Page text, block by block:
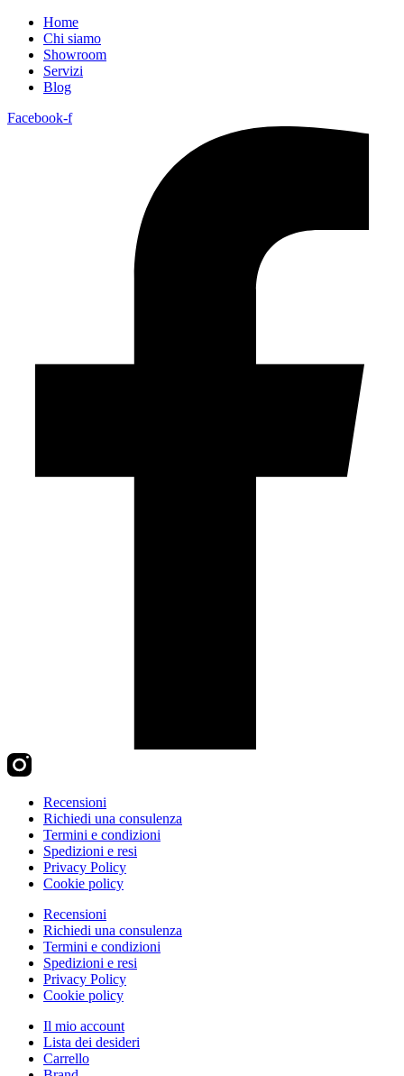
Home
Chi siamo
Showroom
Servizi
Blog
Facebook-f
Recensioni
Richiedi una consulenza
Termini e condizioni
Spedizioni e resi
Privacy Policy
Cookie policy
Recensioni
Richiedi una consulenza
Termini e condizioni
Spedizioni e resi
Privacy Policy
Cookie policy
Il mio account
Lista dei desideri
Carrello